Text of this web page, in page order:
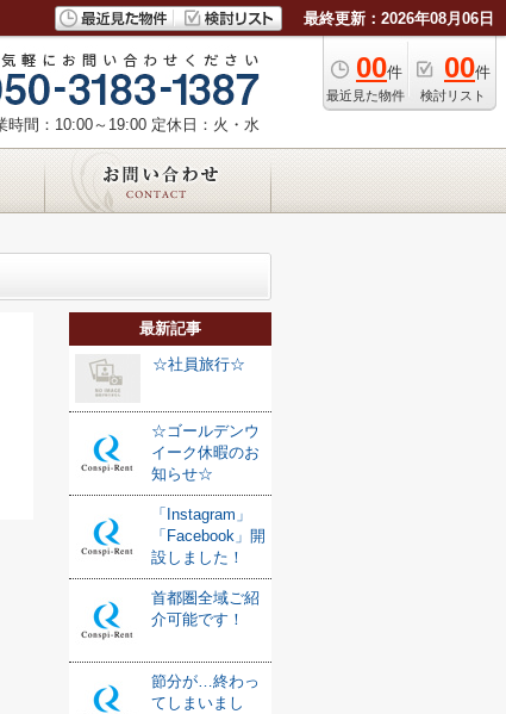
最終更新：2026年08月06日
00件
最近見た物件
00件
検討リスト
時間：10:00～19:00 定休日：火・水
最新記事
☆社員旅行☆
☆ゴールデンウ
イーク休暇のお
知らせ☆
「Instagram」
「Facebook」開
設しました！
首都圏全域ご紹
介可能です！
節分が…終わっ
てしまいまし